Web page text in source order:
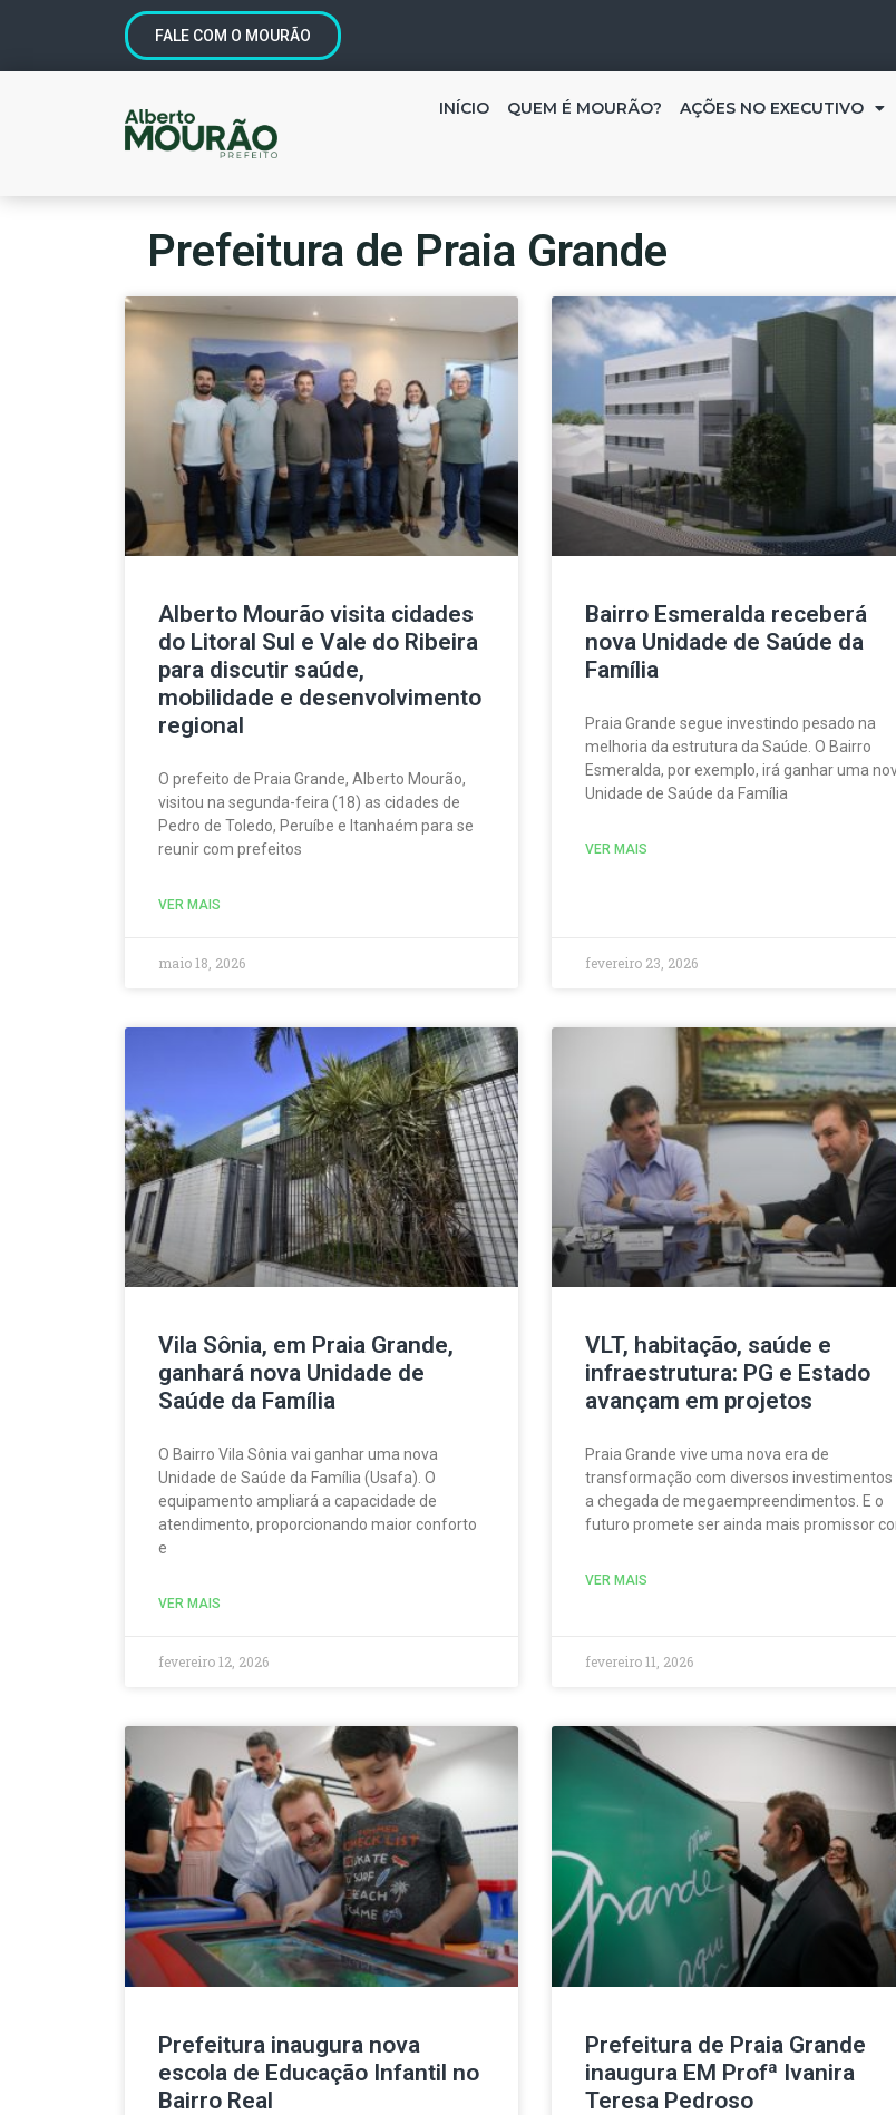
FALE COM O MOURÃO
INÍCIO QUEM É MOURÃO? AÇÕES NO EXECUTIVO
Prefeitura de Praia Grande
Alberto Mourão visita cidades
do Litoral Sul e Vale do Ribeira
para discutir saúde,
mobilidade e desenvolvimento
regional
O prefeito de Praia Grande, Alberto Mourão,
visitou na segunda-feira (18) as cidades de
Pedro de Toledo, Peruíbe e Itanhaém para se
reunir com prefeitos
VER MAIS
maio 18, 2026
Bairro Esmeralda receberá
nova Unidade de Saúde da
Família
Praia Grande segue investindo pesado na
melhoria da estrutura da Saúde. O Bairro
Esmeralda, por exemplo, irá ganhar uma
Unidade de Saúde da Família
VER MAIS
fevereiro 23, 2026
Vila Sônia, em Praia Grande,
ganhará nova Unidade de
Saúde da Família
O Bairro Vila Sônia vai ganhar uma nova
Unidade de Saúde da Família (Usafa). O
equipamento ampliará a capacidade de
atendimento, proporcionando maior conforto
e
VER MAIS
fevereiro 12, 2026
VLT, habitação, saúde e
infraestrutura: PG e Estado
avançam em projetos
Praia Grande vive uma nova era de
transformação com diversos investimentos
a chegada de megaempreendimentos. E o
futuro promete ser ainda mais promissor
VER MAIS
fevereiro 11, 2026
Prefeitura inaugura nova
escola de Educação Infantil no
Bairro Real
Prefeitura de Praia Grande
inaugura EM Profª Ivanira
Teresa Pedroso